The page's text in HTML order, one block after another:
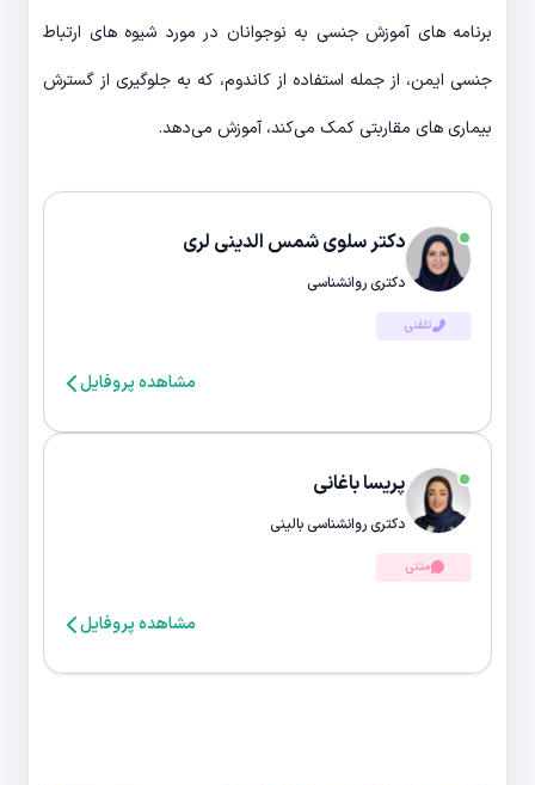
برنامه های آموزش جنسی به نوجوانان در مورد شیوه های ارتباط
جنسی ایمن، از جمله استفاده از کاندوم، که به جلوگیری از گسترش
بیماری های مقاربتی کمک می‌کند، آموزش می‌دهد.
دکتر سلوی شمس الدینی لری
دکتری روانشناسی
تلفنی
مشاهده پروفایل
پریسا باغانی
دکتری روانشناسی بالینی
متنی
مشاهده پروفایل